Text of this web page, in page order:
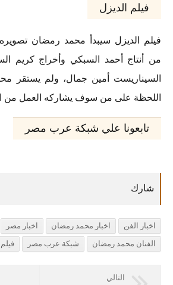
فيلم الديزل
فيلم الديزل سيبدأ محمد رمضان
من أنتاج أحمد السبكي وأخراج كريم
السيناريست أمين جمال، ولم يستقر
اللحظة على من سوف يشاركه العمل من
تابعونا علي شبكة عرب مصر
اخبار الفن اخبار محمد رمضان اخبار مصر
الفنان محمد رمضان
شبكة عرب مصر
التالي